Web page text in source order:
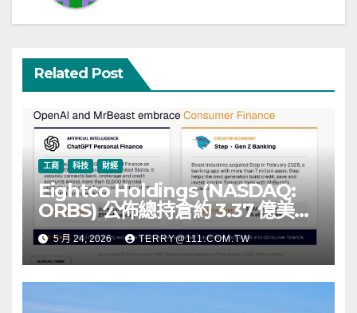
Related Post
工商 科技 財經
Eightco Holdings (NASDAQ:
ORBS) 公佈總持倉約 3.37 億美
元，涵蓋 OpenAI、Beast
Industries、超過 11,000 枚以太
幣 (ETH) 及逾 2.83 億枚 WLD 代
5 月 24, 2026 TERRY@111.COM.TW